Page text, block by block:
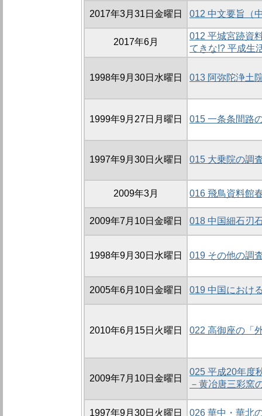
2017年3月31日金曜日 012 中文要旨（
2017年6月
012 平城宮跡資
てきな!? 平成生
1998年9月30日水曜日 013 阿弥陀浄土
1999年9月27日月曜日 015 一条条間路
1997年9月30日火曜日 015 大乗院の調
2009年3月 016 飛鳥資料館
2009年7月10日金曜日 018 中国細石刃
1998年9月30日水曜日 019 その他の調
2005年6月10日金曜日 019 中国におけ
2010年6月15日火曜日 022 高御座の「
2009年7月10日金曜日
025 平成20年度
－黄冶唐三彩窯
1997年9月30日火曜日 026 華中・華北